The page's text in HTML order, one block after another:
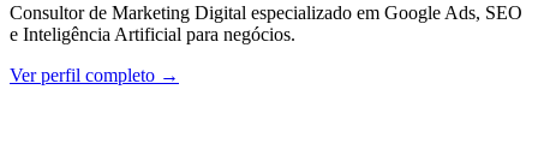
Consultor de Marketing Digital especializado em Google Ads, SEO
e Inteligência Artificial para negócios.
Ver perfil completo →